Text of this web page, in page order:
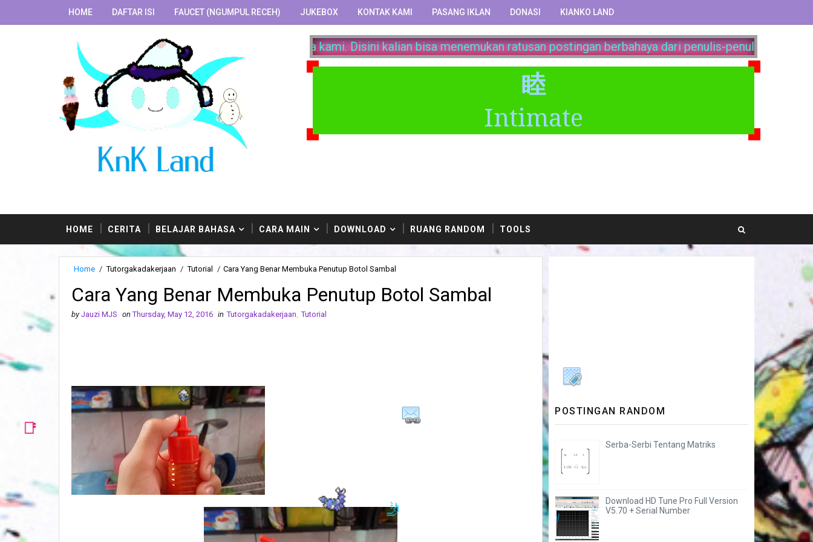
HOME DAFTAR ISI FAUCET (NGUMPUL RECEH) JUKEBOX KONTAK KAMI PASANG IKLAN DONASI KIANKO LAND
Selamat datang di KnK Land. Mari menguasai dunia bersama kami. Disini kalian
睦
Intimate
HOME CERITA BELAJAR BAHASA CARA MAIN DOWNLOAD RUANG RANDOM TOOLS
Home / Tutorgakadakerjaan / Tutorial / Cara Yang Benar Membuka Penutup Botol Sambal
Cara Yang Benar Membuka Penutup Botol Sambal
by Jauzi MJS on Thursday, May 12, 2016 in Tutorgakadakerjaan Tutorial
POSTINGAN RANDOM
Serba-Serbi Tentang Matriks
Download HD Tune Pro Full Version
V5.70 + Serial Number
📑